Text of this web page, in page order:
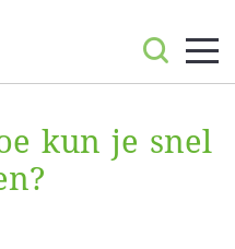
kun je snel